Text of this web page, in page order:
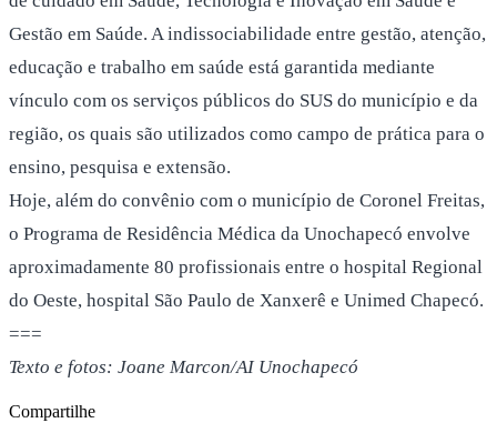
Gestão em Saúde. A indissociabilidade entre gestão, atenção,
educação e trabalho em saúde está garantida mediante
vínculo com os serviços públicos do SUS do município e da
região, os quais são utilizados como campo de prática para o
ensino, pesquisa e extensão.
Hoje, além do convênio com o município de Coronel Freitas,
o Programa de Residência Médica da Unochapecó envolve
aproximadamente 80 profissionais entre o hospital Regional
do Oeste, hospital São Paulo de Xanxerê e Unimed Chapecó.
===
Texto e fotos: Joane Marcon/AI Unochapecó
Compartilhe